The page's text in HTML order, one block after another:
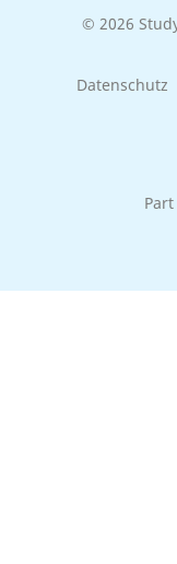
© 2026
Datenschutz